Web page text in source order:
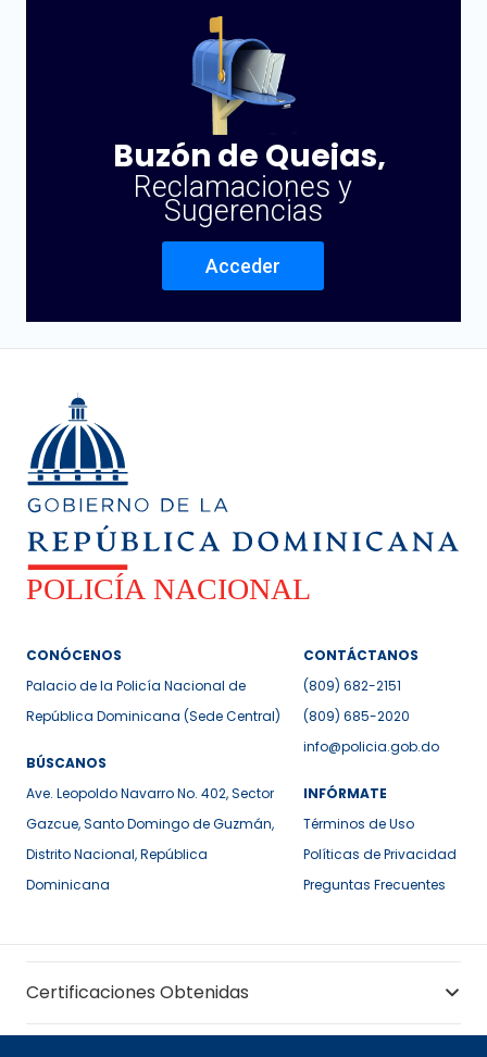
Buzón de Quejas,
Reclamaciones y
Sugerencias
Acceder
CONÓCENOS
Palacio de la Policía Nacional de
República Dominicana (Sede Central)
BÚSCANOS
Ave. Leopoldo Navarro No. 402, Sector
Gazcue, Santo Domingo de Guzmán,
Distrito Nacional, República
Dominicana
CONTÁCTANOS
(809) 682-2151
(809) 685-2020
info@policia.gob.do
INFÓRMATE
Términos de Uso
Políticas de Privacidad
Preguntas Frecuentes
Certificaciones Obtenidas